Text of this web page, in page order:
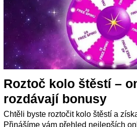
Roztoč kolo štěstí –
rozdávají bonusy
Chtěli byste roztočit kolo štěstí a
Přinášíme vám přehled nejlepších